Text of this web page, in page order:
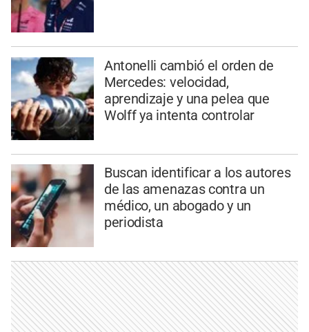
Antonelli cambió el orden de
Mercedes: velocidad,
aprendizaje y una pelea que
Wolff ya intenta controlar
Buscan identificar a los autores
de las amenazas contra un
médico, un abogado y un
periodista